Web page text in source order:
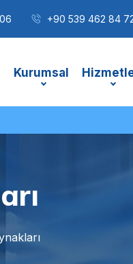
+90 539 462 84
Kurumsal